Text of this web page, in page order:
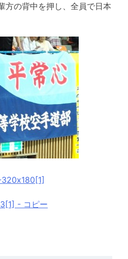
方の背中を押し、全員で日本